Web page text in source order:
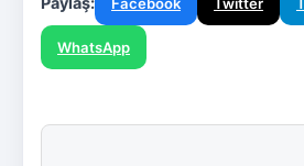
WhatsApp